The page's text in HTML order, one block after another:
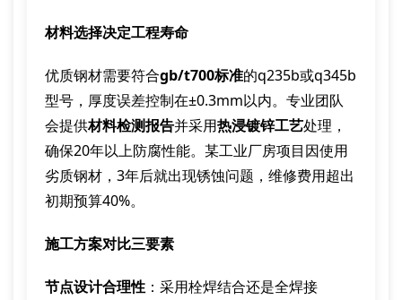
材料选择决定工程寿命
优质钢材需要符合gb/t700标准的q235b或q345b
型号，厚度误差控制在±0.3mm以内。专业团队
会提供材料检测报告并采用热浸镀锌工艺处理，
确保20年以上防腐性能。某工业厂房项目因使用
劣质钢材，3年后就出现锈蚀问题，维修费用超出
初期预算40%。
施工方案对比三要素
节点设计合理性 ：采用栓焊结合还是全焊接